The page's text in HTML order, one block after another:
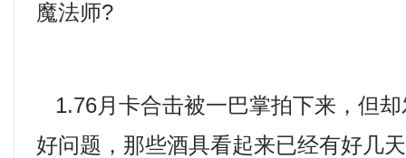
魔法师?
1.76月卡合击被一巴掌拍下来，但
好问题，那些酒具看起来已经有好几